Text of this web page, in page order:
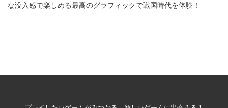
な没入感で楽しめる最高のグラフィックで戦国時代を体験！